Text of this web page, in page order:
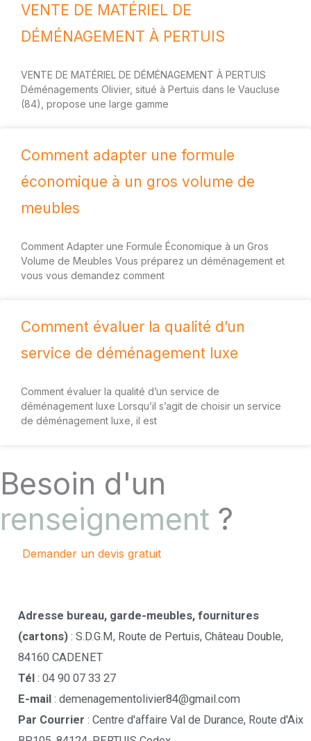
VENTE DE MATÉRIEL DE
DÉMÉNAGEMENT À PERTUIS
VENTE DE MATÉRIEL DE DÉMÉNAGEMENT À PERTUIS
Déménagements Olivier, situé à Pertuis dans le Vaucluse
(84), propose une large gamme
Comment adapter une formule
économique à un gros volume de
meubles
Comment Adapter une Formule Économique à un Gros
Volume de Meubles Vous préparez un déménagement et
vous vous demandez comment
Comment évaluer la qualité d’un
service de déménagement luxe
Comment évaluer la qualité d’un service de
déménagement luxe Lorsqu’il s’agit de choisir un service
de déménagement luxe, il est
Besoin d'un
renseignement ?
Demander un devis gratuit
Adresse bureau, garde-meubles, fournitures
(cartons): S.D.G.M, Route de Pertuis, Château Double,
84160 CADENET
Tél: 04 90 07 33 27
E-mail: demenagementolivier84@gmail.com
Par Courrier : Centre d'affaire Val de Durance, Route d'Aix